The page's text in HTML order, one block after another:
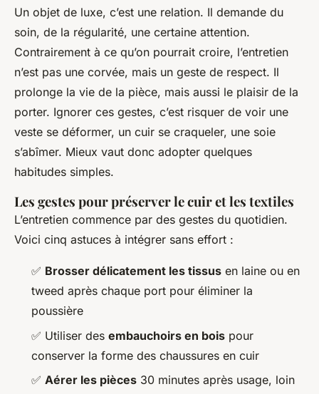
Un objet de luxe, c’est une relation. Il demande du
soin, de la régularité, une certaine attention.
Contrairement à ce qu’on pourrait croire, l’entretien
n’est pas une corvée, mais un geste de respect. Il
prolonge la vie de la pièce, mais aussi le plaisir de la
porter. Ignorer ces gestes, c’est risquer de voir une
veste se déformer, un cuir se craqueler, une soie
s’abîmer. Mieux vaut donc adopter quelques
habitudes simples.
Les gestes pour préserver le cuir et les textiles
L’entretien commence par des gestes du quotidien.
Voici cinq astuces à intégrer sans effort :
✅ Brosser délicatement les tissus en laine ou en
tweed après chaque port pour éliminer la
poussière
✅ Utiliser des embauchoirs en bois pour
conserver la forme des chaussures en cuir
✅ Aérer les pièces 30 minutes après usage, loin